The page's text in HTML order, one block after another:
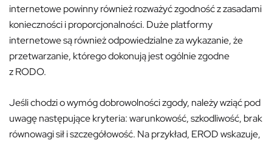
internetowe powinny również rozważyć zgodność z zasadami
konieczności i proporcjonalności. Duże platformy
internetowe są również odpowiedzialne za wykazanie, że
przetwarzanie, którego dokonują jest ogólnie zgodne
z RODO.
Jeśli chodzi o wymóg dobrowolności zgody, należy wziąć pod
uwagę następujące kryteria: warunkowość, szkodliwość, brak
równowagi sił i szczegółowość. Na przykład, EROD wskazuje,